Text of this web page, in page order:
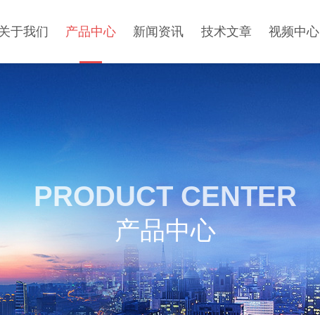
于我们 产品中心 新闻资讯 技术文章 视频中心
PRODUCT CENTER
产品中心